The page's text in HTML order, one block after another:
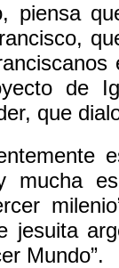
piensa
de
que
mucha
jesuita
Mundo”.